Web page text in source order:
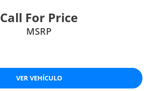
Call For Price
MSRP
VER VEHÍCULO